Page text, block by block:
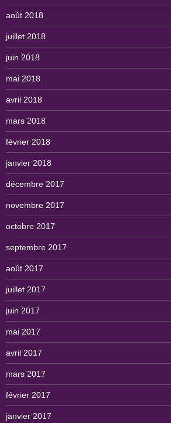
août 2018
juillet 2018
juin 2018
mai 2018
avril 2018
mars 2018
février 2018
janvier 2018
décembre 2017
novembre 2017
octobre 2017
septembre 2017
août 2017
juillet 2017
juin 2017
mai 2017
avril 2017
mars 2017
février 2017
janvier 2017